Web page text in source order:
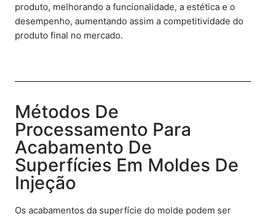
produto, melhorando a funcionalidade, a estética e o
desempenho, aumentando assim a competitividade do
produto final no mercado.
Métodos De
Processamento Para
Acabamento De
Superfícies Em Moldes De
Injeção
Os acabamentos da superfície do molde podem ser